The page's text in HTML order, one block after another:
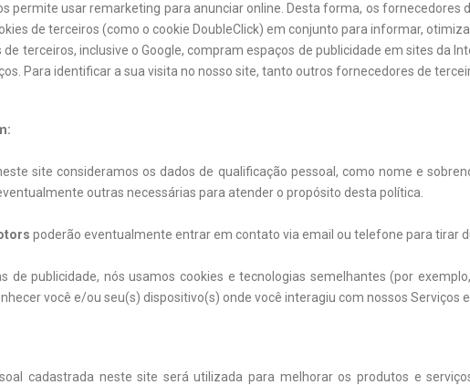
permite usar remarketing para anunciar online. Desta forma, os fornecedores
de terceiros (como o cookie DoubleClick) em conjunto para informar,
de terceiros, inclusive o Google, compram espaços de publicidade em sites da
Para identificar a sua visita no nosso site, tanto outros fornecedores de
site consideramos os dados de qualificação pessoal, como nome e
outras necessárias para atender o propósito desta política.
poderão eventualmente entrar em contato via email ou telefone para tirar
de publicidade, nós usamos cookies e tecnologias semelhantes (por
você e/ou seu(s) dispositivo(s) onde você interagiu com nossos Serviços
cadastrada neste site será utilizada para melhorar os produtos e